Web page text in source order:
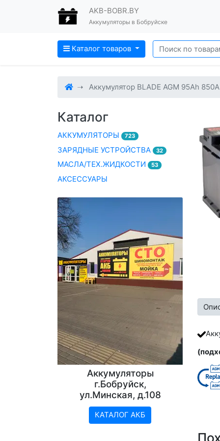
AKB-BOBR.BY
Аккумуляторы в Бобруйске
Каталог товаров
Аккумулятор BLADE AGM 95Ah
Каталог
АККУМУЛЯТОРЫ 723
ЗАРЯДНЫЕ УСТРОЙСТВА 32
МАСЛА/ТЕХ.ЖИДКОСТИ 53
АКСЕССУАРЫ
Аккумуляторы
г.Бобруйск,
ул.Минская, д.108
КАТАЛОГ АКБ